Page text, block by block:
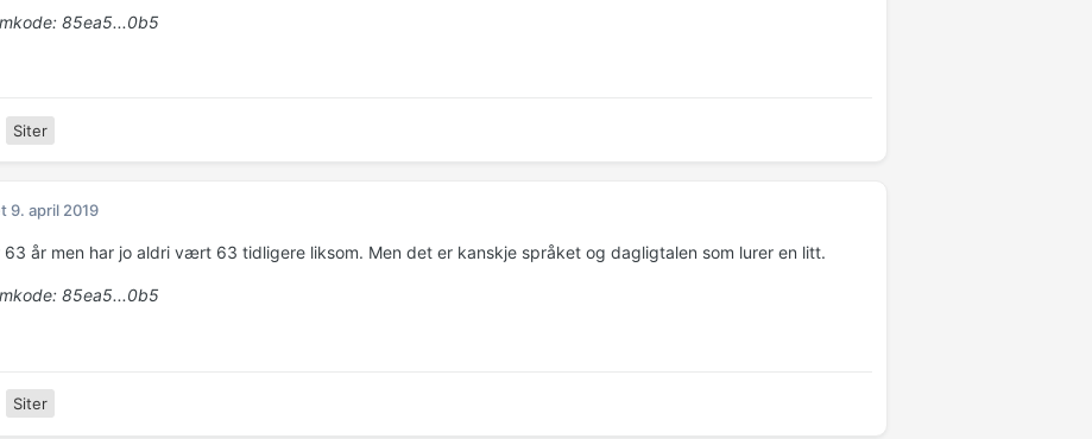
85ea5...0b5
Siter
9. april 2019
63 år men har jo aldri vært 63 tidligere liksom. Men det er kanskje språket og dagligtalen som lurer en litt.
85ea5...0b5
Siter